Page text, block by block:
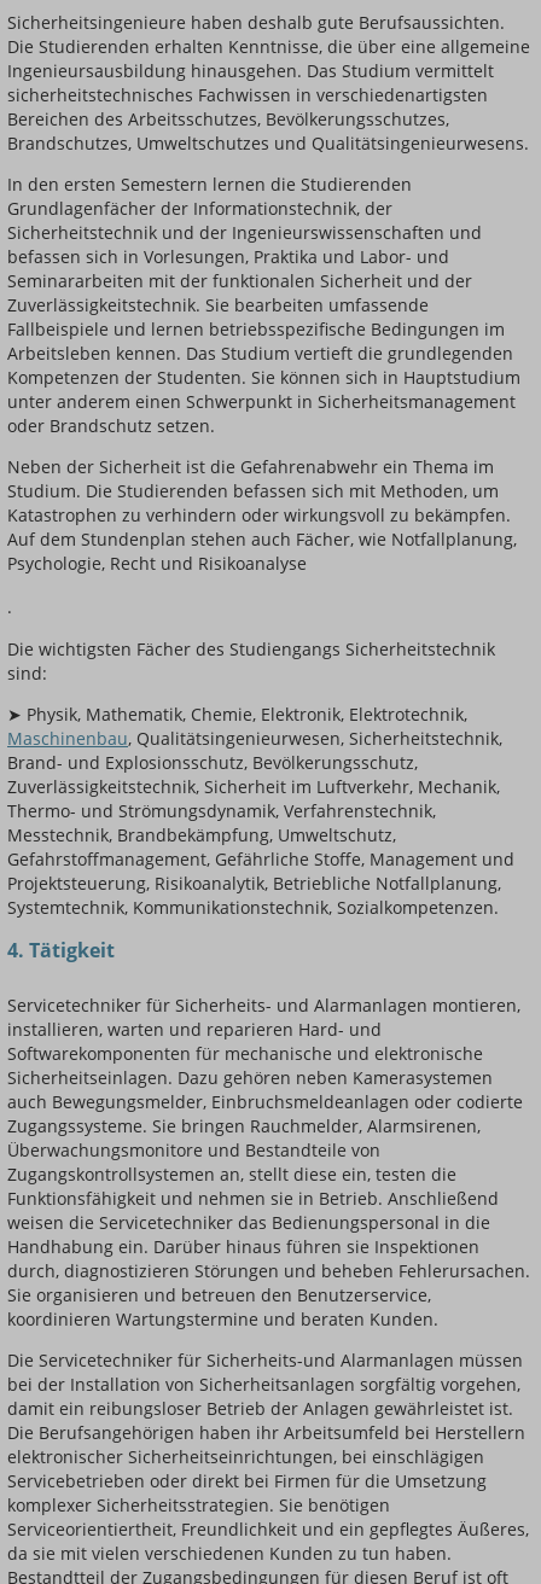
Sicherheitsingenieure haben deshalb gute Berufsaussichten.
Die Studierenden erhalten Kenntnisse, die über eine allgemeine
Ingenieursausbildung hinausgehen. Das Studium vermittelt
sicherheitstechnisches Fachwissen in verschiedenartigsten
Bereichen des Arbeitsschutzes, Bevölkerungsschutzes,
Brandschutzes, Umweltschutzes und Qualitätsingenieurwesens.
In den ersten Semestern lernen die Studierenden
Grundlagenfächer der Informationstechnik, der
Sicherheitstechnik und der Ingenieurswissenschaften und
befassen sich in Vorlesungen, Praktika und Labor- und
Seminararbeiten mit der funktionalen Sicherheit und der
Zuverlässigkeitstechnik. Sie bearbeiten umfassende
Fallbeispiele und lernen betriebsspezifische Bedingungen im
Arbeitsleben kennen. Das Studium vertieft die grundlegenden
Kompetenzen der Studenten. Sie können sich in Hauptstudium
unter anderem einen Schwerpunkt in Sicherheitsmanagement
oder Brandschutz setzen.
Neben der Sicherheit ist die Gefahrenabwehr ein Thema im
Studium. Die Studierenden befassen sich mit Methoden, um
Katastrophen zu verhindern oder wirkungsvoll zu bekämpfen.
Auf dem Stundenplan stehen auch Fächer, wie Notfallplanung,
Psychologie, Recht und Risikoanalyse
.
Die wichtigsten Fächer des Studiengangs Sicherheitstechnik
sind:
➤ Physik, Mathematik, Chemie, Elektronik, Elektrotechnik,
Maschinenbau, Qualitätsingenieurwesen, Sicherheitstechnik,
Brand- und Explosionsschutz, Bevölkerungsschutz,
Zuverlässigkeitstechnik, Sicherheit im Luftverkehr, Mechanik,
Thermo- und Strömungsdynamik, Verfahrenstechnik,
Messtechnik, Brandbekämpfung, Umweltschutz,
Gefahrstoffmanagement, Gefährliche Stoffe, Management und
Projektsteuerung, Risikoanalytik, Betriebliche Notfallplanung,
Systemtechnik, Kommunikationstechnik, Sozialkompetenzen.
4. Tätigkeit
Servicetechniker für Sicherheits- und Alarmanlagen montieren,
installieren, warten und reparieren Hard- und
Softwarekomponenten für mechanische und elektronische
Sicherheitseinlagen. Dazu gehören neben Kamerasystemen
auch Bewegungsmelder, Einbruchsmeldeanlagen oder codierte
Zugangssysteme. Sie bringen Rauchmelder, Alarmsirenen,
Überwachungsmonitore und Bestandteile von
Zugangskontrollsystemen an, stellt diese ein, testen die
Funktionsfähigkeit und nehmen sie in Betrieb. Anschließend
weisen die Servicetechniker das Bedienungspersonal in die
Handhabung ein. Darüber hinaus führen sie Inspektionen
durch, diagnostizieren Störungen und beheben Fehlerursachen.
Sie organisieren und betreuen den Benutzerservice,
koordinieren Wartungstermine und beraten Kunden.
Die Servicetechniker für Sicherheits-und Alarmanlagen müssen
bei der Installation von Sicherheitsanlagen sorgfältig vorgehen,
damit ein reibungsloser Betrieb der Anlagen gewährleistet ist.
Die Berufsangehörigen haben ihr Arbeitsumfeld bei Herstellern
elektronischer Sicherheitseinrichtungen, bei einschlägigen
Servicebetrieben oder direkt bei Firmen für die Umsetzung
komplexer Sicherheitsstrategien. Sie benötigen
Serviceorientiertheit, Freundlichkeit und ein gepflegtes Äußeres,
da sie mit vielen verschiedenen Kunden zu tun haben.
Bestandtteil der Zugangsbedingungen für diesen Beruf ist oft